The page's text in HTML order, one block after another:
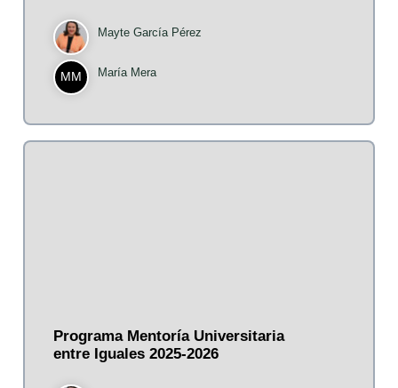
Mayte García Pérez
MM María Mera
Programa Mentoría Universitaria
entre Iguales 2025-2026